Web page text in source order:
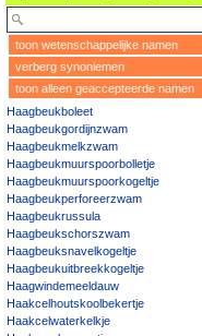
toon wetenschappelijke namen
verberg synoniemen
toon alleen geaccepteerde namen
Haagbeukboleet
Haagbeukgordijnzwam
Haagbeukmelkzwam
Haagbeukmuurspoorbolletje
Haagbeukmuurspoorkogeltje
Haagbeukperforeerzwam
Haagbeukrussula
Haagbeukschorszwam
Haagbeuksnavelkogeltje
Haagbeukuitbreekkogeltje
Haagwindemeeldauw
Haakcelhoutskoolbekertje
Haakcelwaterkelkje